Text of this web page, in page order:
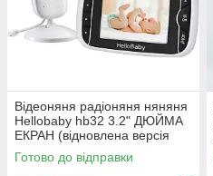
Відеоняня радіоняня няняня
Hellobaby hb32 3.2" ДЮЙМА
ЕКРАН (відновлена версія
2026 року)
Готово до відправки